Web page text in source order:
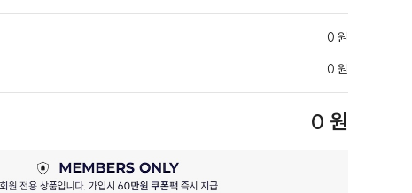
0 원
0 원
0 원